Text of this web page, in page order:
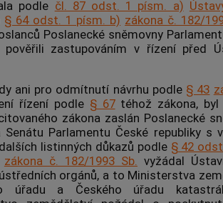
podle čl. 87 odst. 1 písm. a)
§ 64 odst. 1 písm. b) zákona č. 182/
Poslanecké sněmovny
zastupováním v řízení před
ani pro odmítnutí návrhu podle § 43
řízení podle § 67téhož zákona, byl
zákona zaslán Poslanecké
Senátu Parlamentu České republiky s
listinných důkazů podle § 42
zákona č. 182/1993 Sb.
vyžádal
orgánů, a to Ministerstva
úřadu a Českého úřadu